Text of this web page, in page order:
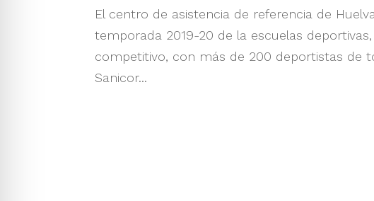
El centro de asistencia de referencia de
temporada 2019-20 de la escuelas
competitivo, con más de 200 deportistas de
Sanicor...